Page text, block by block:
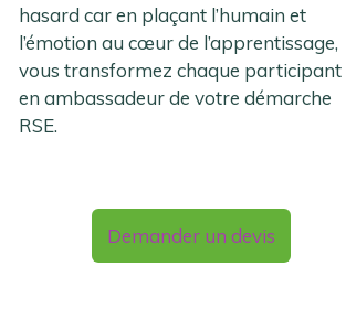
hasard car en plaçant l’humain et
l’émotion au cœur de l’apprentissage,
vous transformez chaque participant
en ambassadeur de votre démarche
RSE.
Demander un devis